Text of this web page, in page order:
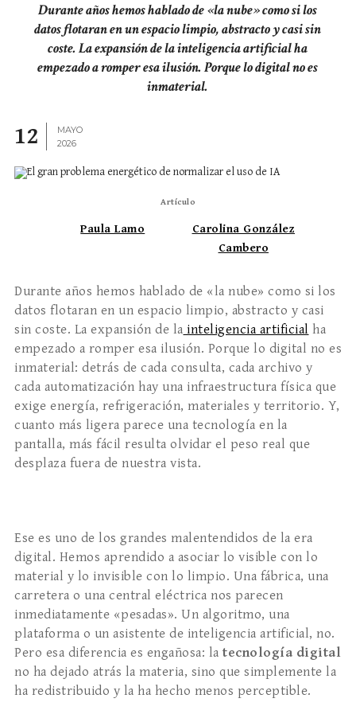
Durante años hemos hablado de «la nube» como si los
datos flotaran en un espacio limpio, abstracto y casi sin
coste. La expansión de la inteligencia artificial ha
empezado a romper esa ilusión. Porque lo digital no es
inmaterial.
12
MAYO
2026
Artículo
Paula Lamo
Carolina González
Cambero
Durante años hemos hablado de «la nube» como si los
datos flotaran en un espacio limpio, abstracto y casi
sin coste. La expansión de la inteligencia artificial ha
empezado a romper esa ilusión. Porque lo digital no es
inmaterial: detrás de cada consulta, cada archivo y
cada automatización hay una infraestructura física que
exige energía, refrigeración, materiales y territorio. Y,
cuanto más ligera parece una tecnología en la
pantalla, más fácil resulta olvidar el peso real que
desplaza fuera de nuestra vista.
Ese es uno de los grandes malentendidos de la era
digital. Hemos aprendido a asociar lo visible con lo
material y lo invisible con lo limpio. Una fábrica, una
carretera o una central eléctrica nos parecen
inmediatamente «pesadas». Un algoritmo, una
plataforma o un asistente de inteligencia artificial, no.
Pero esa diferencia es engañosa: la tecnología digital
no ha dejado atrás la materia, sino que simplemente la
ha redistribuido y la ha hecho menos perceptible.